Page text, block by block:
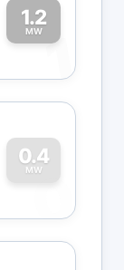
1.2
MW1
0.4
MW
0